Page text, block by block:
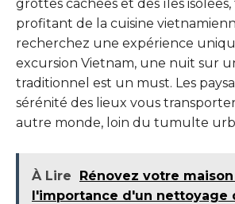
grottes cachées et des îles
profitant de la cuisine
recherchez une expérience
excursion Vietnam, une nuit sur
traditionnel est un must. Les
sérénité des lieux vous
autre monde, loin du tumulte
À Lire
Rénovez votre
l'importance d'un nettoyage